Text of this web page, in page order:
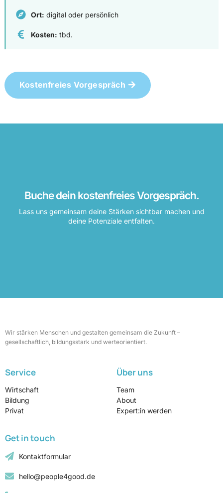
Ort: digital oder persönlich
Kosten: tbd.
Kostenfreies Vorgespräch
Buche dein kostenfreies Vorgespräch.
Lass uns gemeinsam deine Stärken sichtbar machen und
deine Potenziale entfalten.
Wir stärken Menschen und gestalten gemeinsam die Zukunft –
gesellschaftlich, bildungsstark und werteorientiert.
Service
Wirtschaft
Bildung
Privat
Über uns
Team
About
Expert:in werden
Get in touch
Kontaktformular
hello@people4good.de